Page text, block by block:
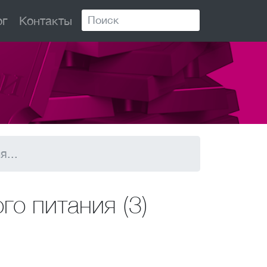
Контакты
питания (3)